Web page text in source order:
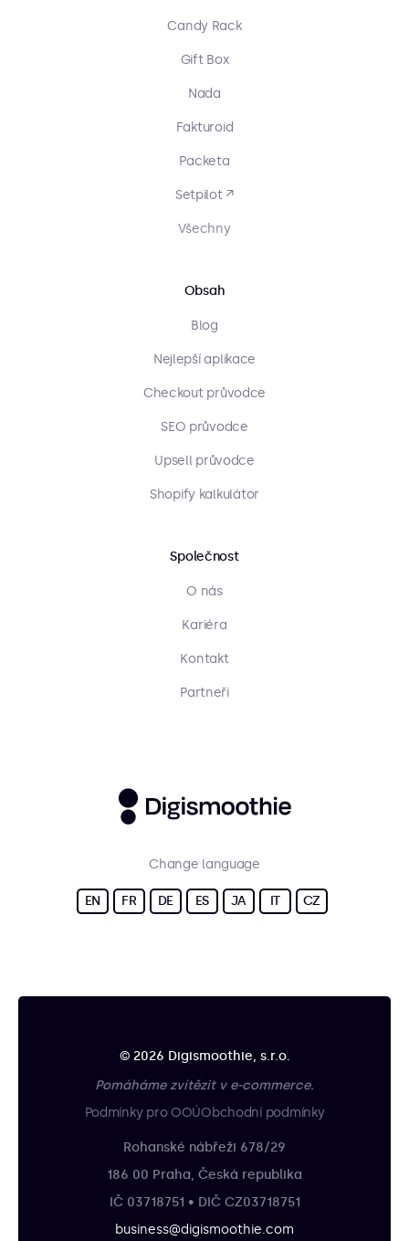
Candy Rack
Gift Box
Nada
Fakturoid
Packeta
Setpilot ↗
Všechny
Obsah
Blog
Nejlepší aplikace
Checkout průvodce
SEO průvodce
Upsell průvodce
Shopify kalkulátor
Společnost
O nás
Kariéra
Kontakt
Partneři
Change language
EN FR DE ES JA IT CZ
© 2026 Digismoothie, s.r.o.
Pomáháme zvítězit v e-commerce.
Podmínky pro OOÚObchodní podmínky
Rohanské nábřeži 678/29
186 00 Praha, Česká republika
IČ 03718751 • DIČ CZ03718751
business@digismoothie.com